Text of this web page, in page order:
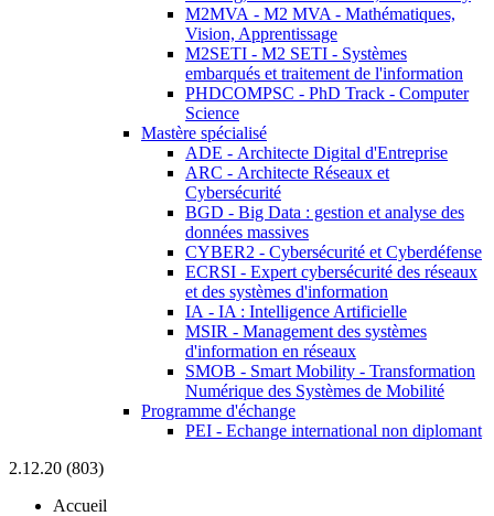
M2MVA - M2 MVA - Mathématiques,
Vision, Apprentissage
M2SETI - M2 SETI - Systèmes
embarqués et traitement de l'information
PHDCOMPSC - PhD Track - Computer
Science
Mastère spécialisé
ADE - Architecte Digital d'Entreprise
ARC - Architecte Réseaux et
Cybersécurité
BGD - Big Data : gestion et analyse des
données massives
CYBER2 - Cybersécurité et Cyberdéfense
ECRSI - Expert cybersécurité des réseaux
et des systèmes d'information
IA - IA : Intelligence Artificielle
MSIR - Management des systèmes
d'information en réseaux
SMOB - Smart Mobility - Transformation
Numérique des Systèmes de Mobilité
Programme d'échange
PEI - Echange international non diplomant
2.12.20 (803)
Accueil